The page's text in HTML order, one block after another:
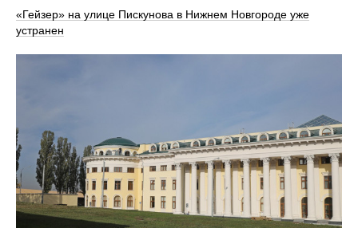
«Гейзер» на улице Пискунова в Нижнем Новгороде уже
устранен